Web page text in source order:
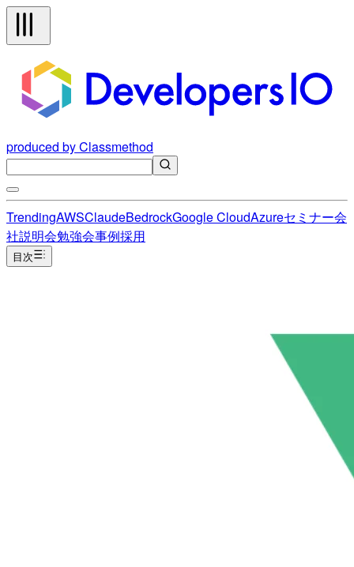
produced by Classmethod
TrendingAWSClaudeBedrockGoogle CloudAzureセミナー会
社説明会勉強会事例採用
目次